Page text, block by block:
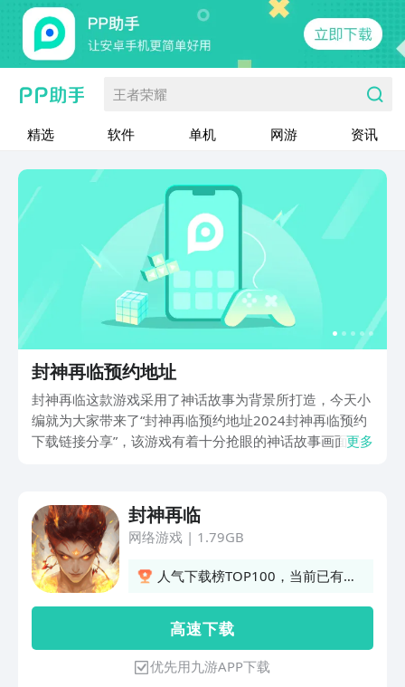
王者荣耀
精选 软件 单机 网游 资讯
封神再临预约地址
封神再临这款游戏采用了神话故事为背景所打造，今天小
编就为大家带来了“封神再临预约地址2024封神再临预约
下载链接分享”，该游戏有着十分抢眼的神话故事画面与
看看本期的内容。
更多
封神再临
网络游戏| 1.79GB
人气下载榜TOP100，当前已有
高 速 下 载
优先用九游APP下载